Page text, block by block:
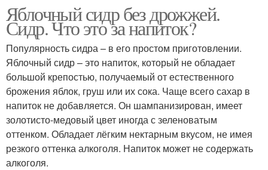
Яблочный сидр без дрожжей.
Сидр. Что это за напиток?
Популярность сидра – в его простом приготовлении.
Яблочный сидр – это напиток, который не обладает
большой крепостью, получаемый от естественного
брожения яблок, груш или их сока. Чаще всего сахар в
напиток не добавляется. Он шампанизирован, имеет
золотисто-медовый цвет иногда с зеленоватым
оттенком. Обладает лёгким нектарным вкусом, не имея
резкого оттенка алкоголя. Напиток может не содержать
алкоголя.